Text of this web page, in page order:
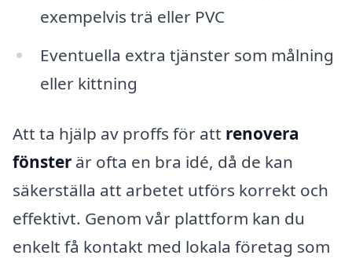
exempelvis trä eller PVC
Eventuella extra tjänster som målning
eller kittning
Att ta hjälp av proffs för att renovera
fönster är ofta en bra idé, då de kan
säkerställa att arbetet utförs korrekt och
effektivt. Genom vår plattform kan du
enkelt få kontakt med lokala företag som